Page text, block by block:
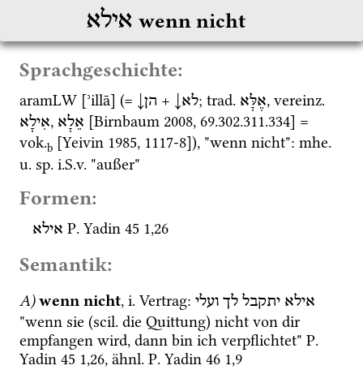
אילא wenn nicht
Sprachgeschichte:
aramLW [ʾillā] (= הן + לא; trad. אֶלָּא, vereinz.
אִילַָא, אֵלָא [Birnbaum 2008
vok.b [Yeivin 1985, 1117-8]), "wenn nicht": mhe.
u. sp. i.S.v. "außer"
Formen:
אילא P. Yadin 45 1,26
Semantik:
A)wenn nicht, i. Vertrag: אילא יתקבל לך ועלי
"wenn sie (scil. die Quittung) nicht von dir
empfangen wird, dann bin ich verpflichtet" P.
Yadin 45 1,26, ähnl. P. Yadin 46 1,9